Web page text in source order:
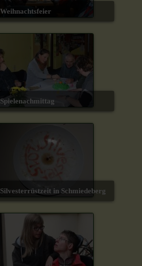
Weihnachtsfeier
Spielenachmittag
Silvesterrüstzeit in Schmiedeberg